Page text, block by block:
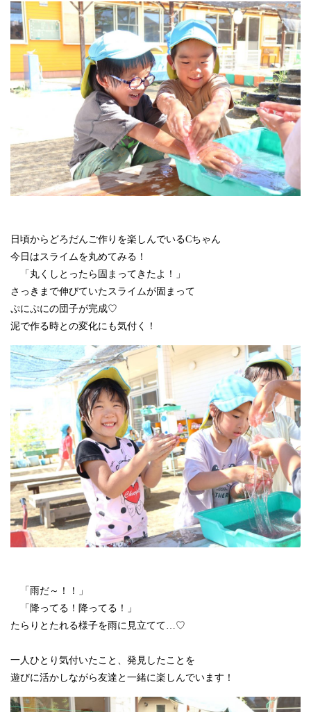
日頃からどろだんご作りを楽しんでいるCちゃん
今日はスライムを丸めてみる！
「丸くしとったら固まってきたよ！」
さっきまで伸びていたスライムが固まって
ぷにぷにの団子が完成♡
泥で作る時との変化にも気付く！
「雨だ～！！」
「降ってる！降ってる！」
たらりとたれる様子を雨に見立てて…♡
一人ひとり気付いたこと、発見したことを
遊びに活かしながら友達と一緒に楽しんでいます！